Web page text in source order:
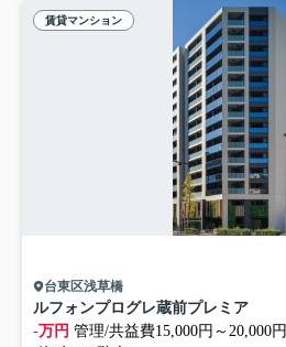
賃貸マンション
台東区浅草橋
ルフォンプログレ蔵前プレミア
-万円 管理/共益費15,000円～20,000円